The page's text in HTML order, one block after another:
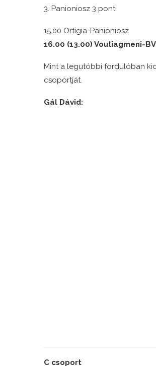
3. Panioniosz 3 pont
15.00 Ortigia-Panioniosz
16.00 (13.00) Vouliagmeni-
Mint a legutóbbi fordulóban
csoportját.
Gál Dávid:
C csoport